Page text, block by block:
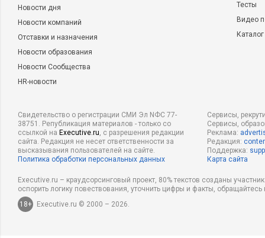
Новости дня
Новости компаний
Отставки и назначения
Новости образования
Новости Сообщества
HR-новости
Тесты
Видео
Свидетельство о регистрации СМИ Эл NФС 77-
38751. Републикация материалов - только со
ссылкой на Executive.ru, с разрешения редакции
сайта. Редакция не несет ответственности за
высказывания пользователей на сайте.
Политика обработки персональных данных
Сервисы,
Сервисы,
Реклама:
Редакция:
Поддержка:
Карта сайта
Executive.ru – краудсорсинговый проект, 80% текстов созданы
оспорить логику повествования, уточнить цифры и факты,
18+
Executive.ru © 2000 – 2026.